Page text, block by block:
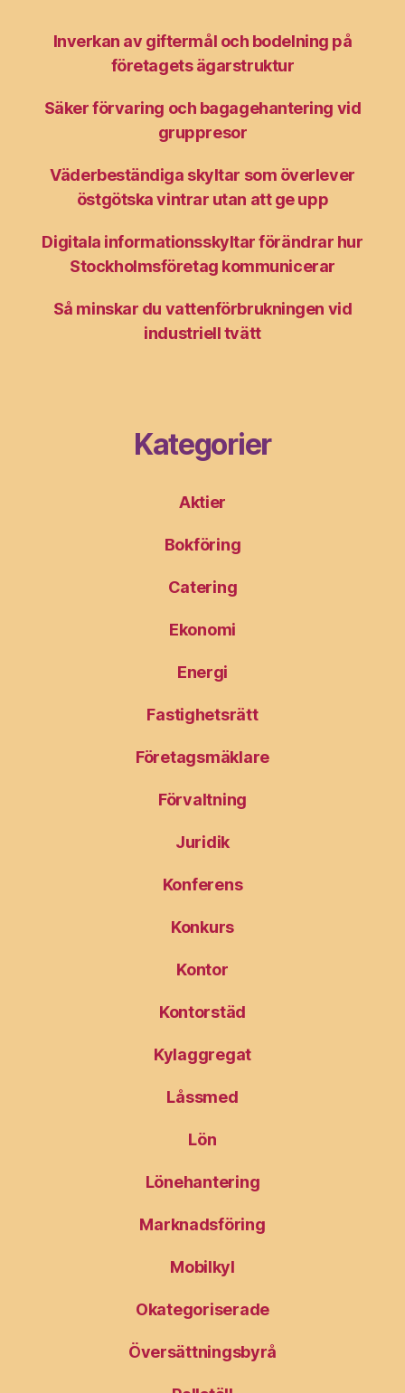
Inverkan av giftermål och bodelning på
företagets ägarstruktur
Säker förvaring och bagagehantering vid
gruppresor
Väderbeständiga skyltar som överlever
östgötska vintrar utan att ge upp
Digitala informationsskyltar förändrar hur
Stockholmsföretag kommunicerar
Så minskar du vattenförbrukningen vid
industriell tvätt
Kategorier
Aktier
Bokföring
Catering
Ekonomi
Energi
Fastighetsrätt
Företagsmäklare
Förvaltning
Juridik
Konferens
Konkurs
Kontor
Kontorstäd
Kylaggregat
Låssmed
Lön
Lönehantering
Marknadsföring
Mobilkyl
Okategoriserade
Översättningsbyrå